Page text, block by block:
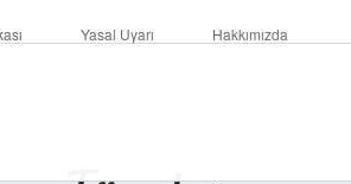
Yasal Uyarı Hakkımızda